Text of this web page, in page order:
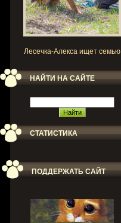
Лесечка-Алекса ищет семью
НАЙТИ НА САЙТЕ
СТАТИСТИКА
ПОДДЕРЖАТЬ САЙТ